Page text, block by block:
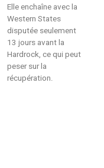
Elle enchaîne avec la
Western States
disputée seulement
13 jours avant la
Hardrock, ce qui peut
peser sur la
récupération.